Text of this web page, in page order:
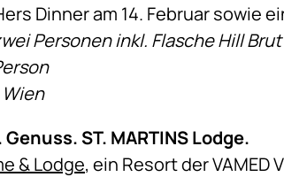
Dinner am 14. Februar sowie
Personen inkl. Flasche Hill
ST. MARTINS Lodge.
& Lodge, ein Resort der